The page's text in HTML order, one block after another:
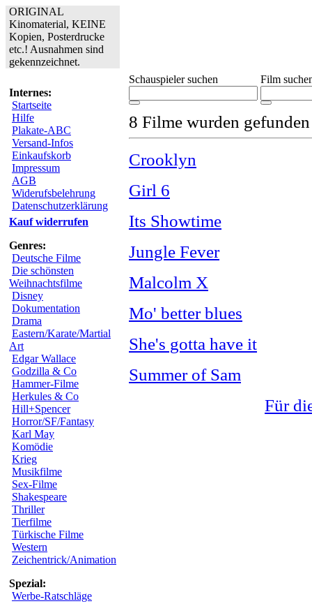
ORIGINAL
Kinomaterial, KEINE
Kopien, Posterdrucke
etc.! Ausnahmen sind
gekennzeichnet.
Internes:
Startseite
Hilfe
Plakate-ABC
Versand-Infos
Einkaufskorb
Impressum
AGB
Widerufsbelehrung
Datenschutzerklärung
Kauf widerrufen
Genres:
Deutsche Filme
Die schönsten
Weihnachtsfilme
Disney
Dokumentation
Drama
Eastern/Karate/Martial
Art
Edgar Wallace
Godzilla & Co
Hammer-Filme
Herkules & Co
Hill+Spencer
Horror/SF/Fantasy
Karl May
Komödie
Krieg
Musikfilme
Sex-Filme
Shakespeare
Thriller
Tierfilme
Türkische Filme
Western
Zeichentrick/Animation
Spezial:
Werbe-Ratschläge
Schauspieler suchen Film
8 Filme wurden
Crooklyn
Girl 6
Its Showtime
Jungle Fever
Malcolm X
Mo' better blues
She's gotta have it
Summer of Sam
Für